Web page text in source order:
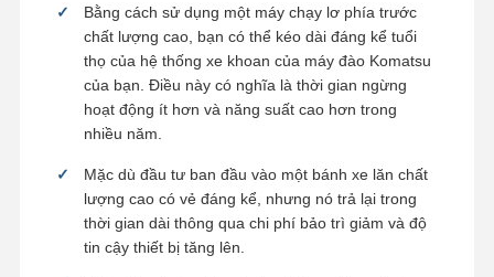
Bằng cách sử dụng một máy chạy lơ phía trước
chất lượng cao, bạn có thể kéo dài đáng kể tuổi
thọ của hệ thống xe khoan của máy đào Komatsu
của bạn. Điều này có nghĩa là thời gian ngừng
hoạt động ít hơn và năng suất cao hơn trong
nhiều năm.
Mặc dù đầu tư ban đầu vào một bánh xe lăn chất
lượng cao có vẻ đáng kể, nhưng nó trả lại trong
thời gian dài thông qua chi phí bảo trì giảm và độ
tin cậy thiết bị tăng lên.